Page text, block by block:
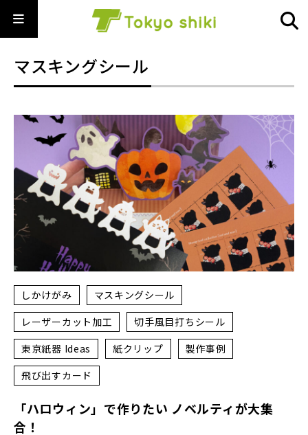
マスキングシール
しかけがみ
マスキングシール
レーザーカット加工
切手風目打ちシール
東京紙器 Ideas
紙クリップ
製作事例
飛び出すカード
「ハロウィン」で作りたい ノベルティが大集
合！